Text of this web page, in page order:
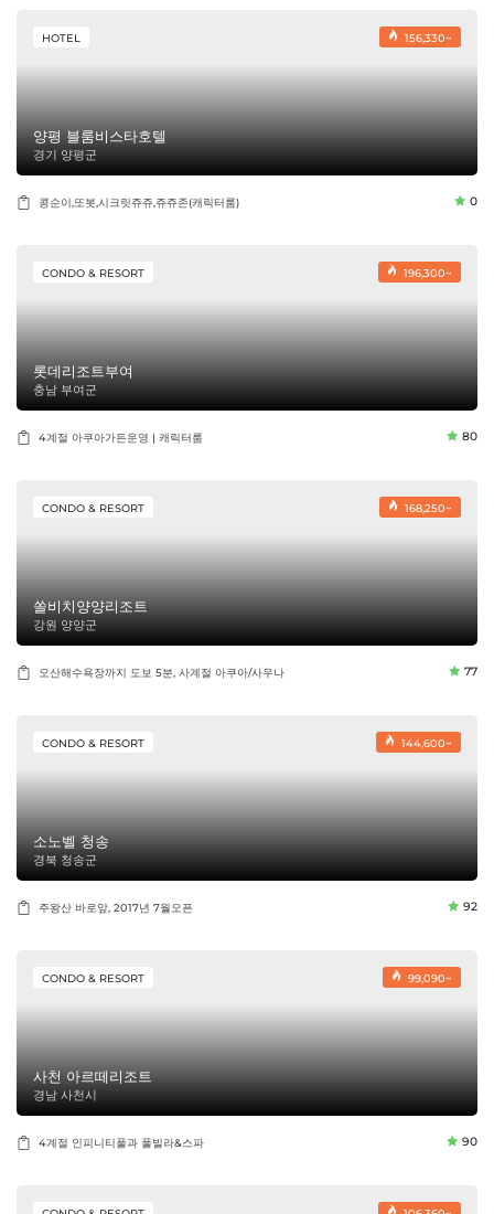
156,330~
HOTEL
양평 블룸비스타호텔
경기 양평군
콩순이,또봇,시크릿쥬쥬,쥬쥬존(캐릭터룸) 0
196,300~
CONDO & RESORT
롯데리조트부여
충남 부여군
4계절 아쿠아가든운영 | 캐릭터룸 80
168,250~
CONDO & RESORT
쏠비치양양리조트
강원 양양군
오산해수욕장까지 도보 5분, 사계절 아쿠아/사우나 77
144,600~
CONDO & RESORT
소노벨 청송
경북 청송군
주왕산 바로앞, 2017년 7월오픈 92
99,090~
CONDO & RESORT
사천 아르떼리조트
경남 사천시
4계절 인피니티풀과 풀빌라&스파 90